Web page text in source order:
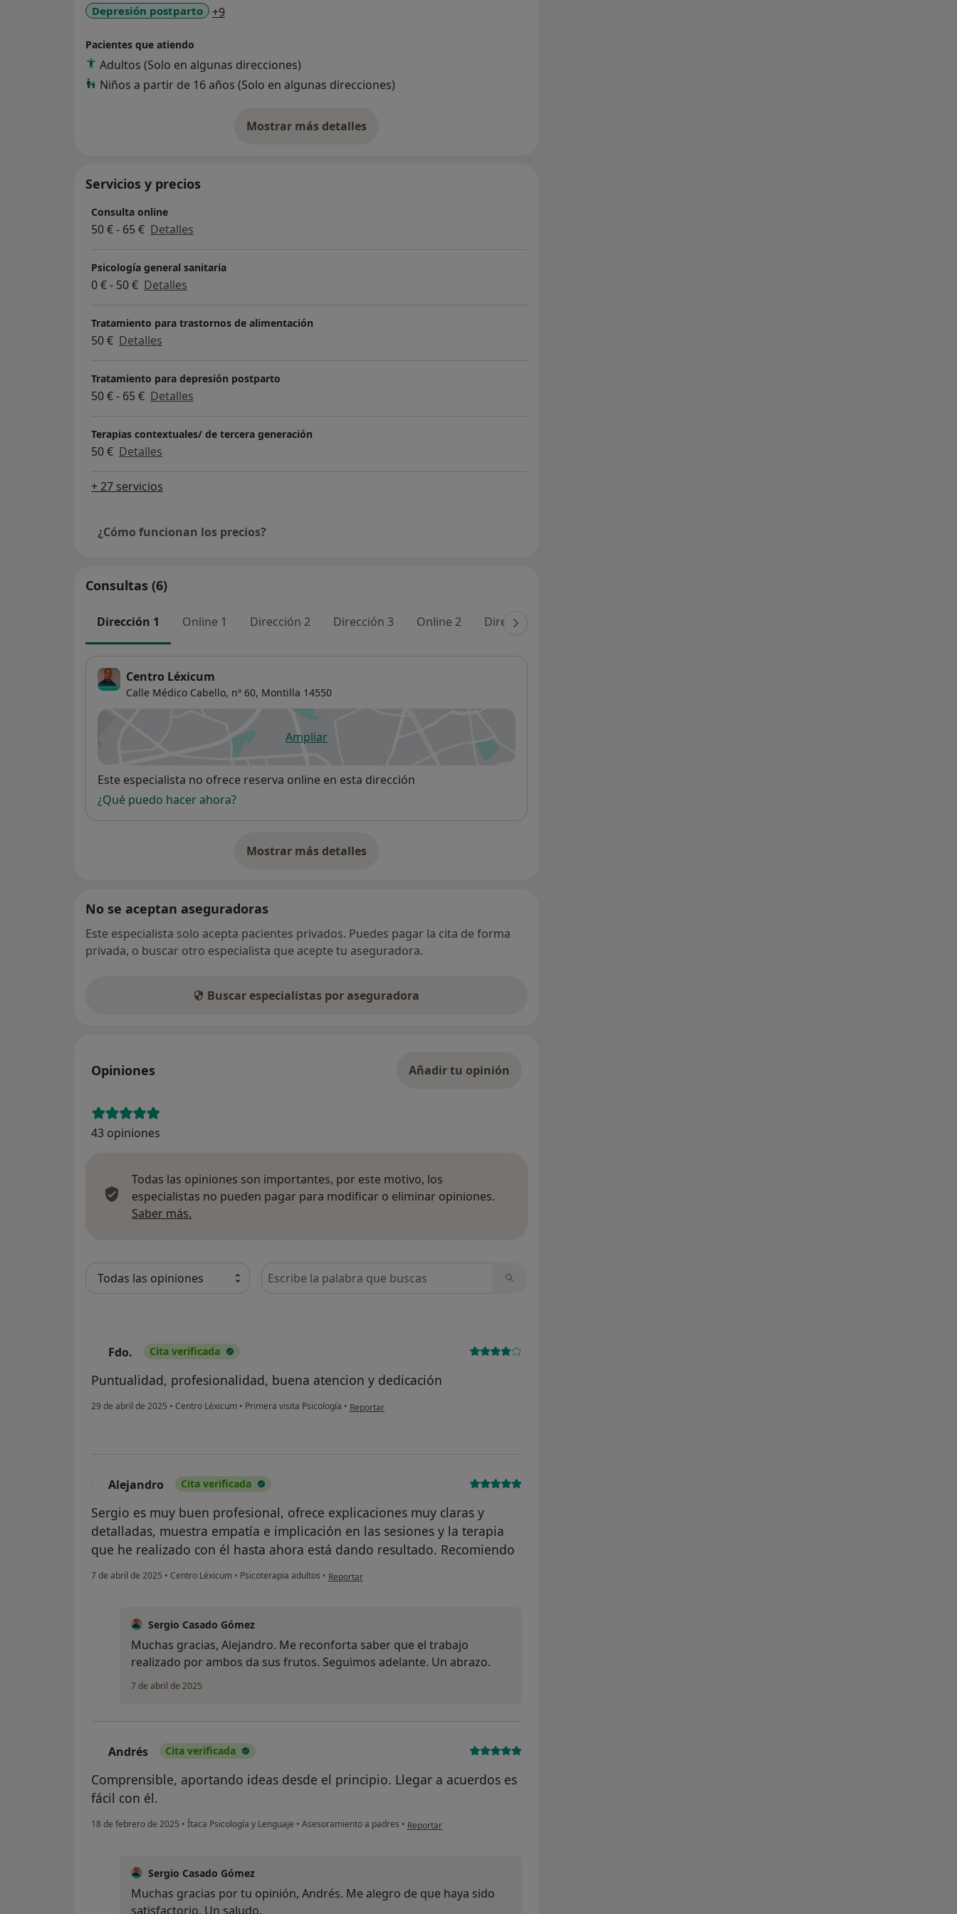
Depresión postparto
+9a11y_sr_more_diseases
Pacientes que atiendo
Adultos (Solo en algunas direcciones)
Niños a partir de 16 años (Solo en algunas direcciones)
Mostrar más detalles
sobre la experiencia
Servicios y precios
Consulta online
50 € - 65 € Detalles
Psicología general sanitaria
0 € - 50 € Detalles
Tratamiento para trastornos de alimentación
50 € Detalles
Tratamiento para depresión postparto
50 € - 65 € Detalles
Terapias contextuales/ de tercera generación
50 € Detalles
+ 27 servicios
¿Cómo funcionan los precios?
Consultas (6)
Dirección 1 Online 1 Dirección 2 Dirección 3 Online 2 Dirección 4
Centro Léxicum
Calle Médico Cabello, nº 60, Montilla 14550
Ampliarse abre en una nueva pestaña
Disponibilidad
Este especialista no ofrece reserva online en esta dirección
¿Qué puedo hacer ahora?
Mostrar más detalles
sobre la dirección
No se aceptan aseguradoras
Este especialista solo acepta pacientes privados. Puedes pagar la cita de forma
privada, o buscar otro especialista que acepte tu aseguradora.
Buscar especialistas por aseguradora
Opiniones Añadir tu opinión
43 opiniones
Todas las opiniones son importantes, por este motivo, los
especialistas no pueden pagar para modificar o eliminar opiniones.
Saber más.
Busca en opiniones
Fdo. Cita verificada
Puntualidad, profesionalidad, buena atencion y dedicación
29 de abril de 2025 • Centro Léxicum • Primera visita Psicología • en opinión del usuario Fdo.
Reportar
Alejandro Cita verificada
Sergio es muy buen profesional, ofrece explicaciones muy claras y
detalladas, muestra empatía e implicación en las sesiones y la terapia
que he realizado con él hasta ahora está dando resultado. Recomiendo
7 de abril de 2025 • Centro Léxicum • Psicoterapia adultos • en opinión del usuario Alejandro
Reportar
Sergio Casado Gómez
Muchas gracias, Alejandro. Me reconforta saber que el trabajo
realizado por ambos da sus frutos. Seguimos adelante. Un abrazo.
7 de abril de 2025
Andrés Cita verificada
Comprensible, aportando ideas desde el principio. Llegar a acuerdos es
fácil con él.
18 de febrero de 2025 • Ítaca Psicología y Lenguaje • Asesoramiento a padres • en opinión del usuario Andrés
Reportar
Sergio Casado Gómez
Muchas gracias por tu opinión, Andrés. Me alegro de que haya sido
satisfactorio. Un saludo.